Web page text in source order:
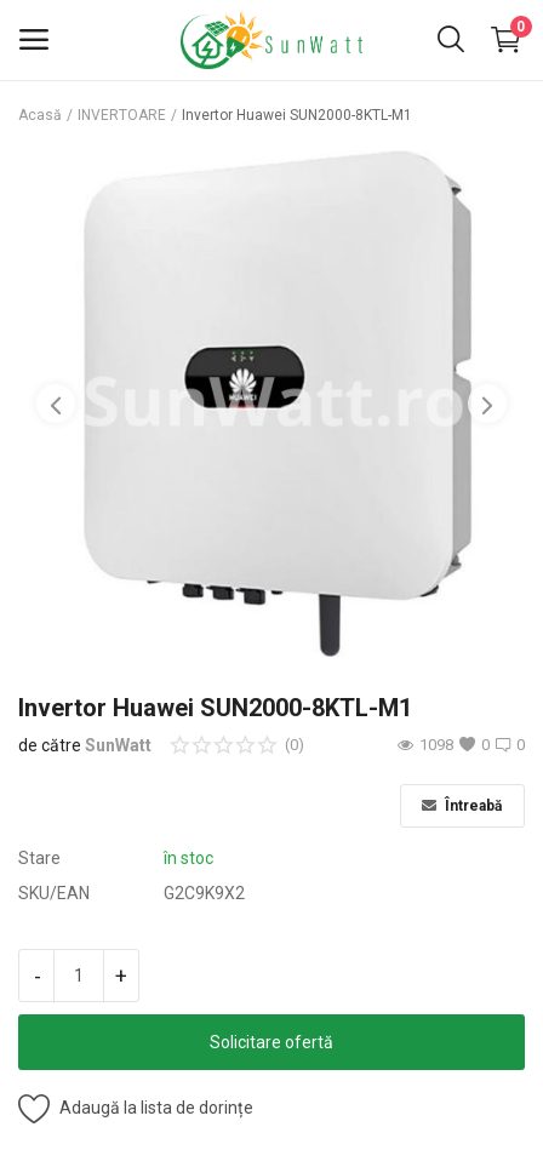
0
PANOURI FOTOVOLTAICE
SERVICII
Oferte & Noutăți
Inregistreaza-te
Locație
Acasă INVERTOARE Invertor Huawei SUN2000-8KTL-M1
Invertor Huawei SUN2000-8KTL-M1
de către SunWatt 0
(0) 0
1098
Întreabă
Stare
în stoc
SKU/EAN
G2C9K9X2
- +
Solicitare ofertă
Adaugă la lista de dorințe